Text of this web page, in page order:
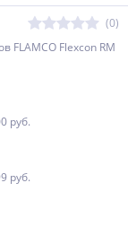
(0)
FLAMCO Flexcon RM
руб.
руб.